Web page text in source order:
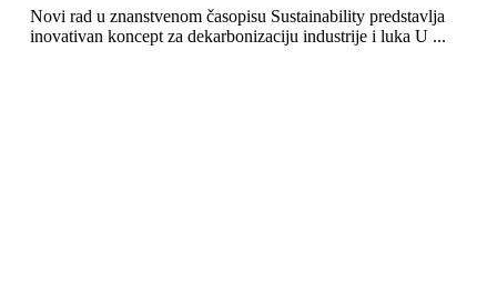
Novi rad u znanstvenom časopisu Sustainability predstavlja
inovativan koncept za dekarbonizaciju industrije i luka U ...